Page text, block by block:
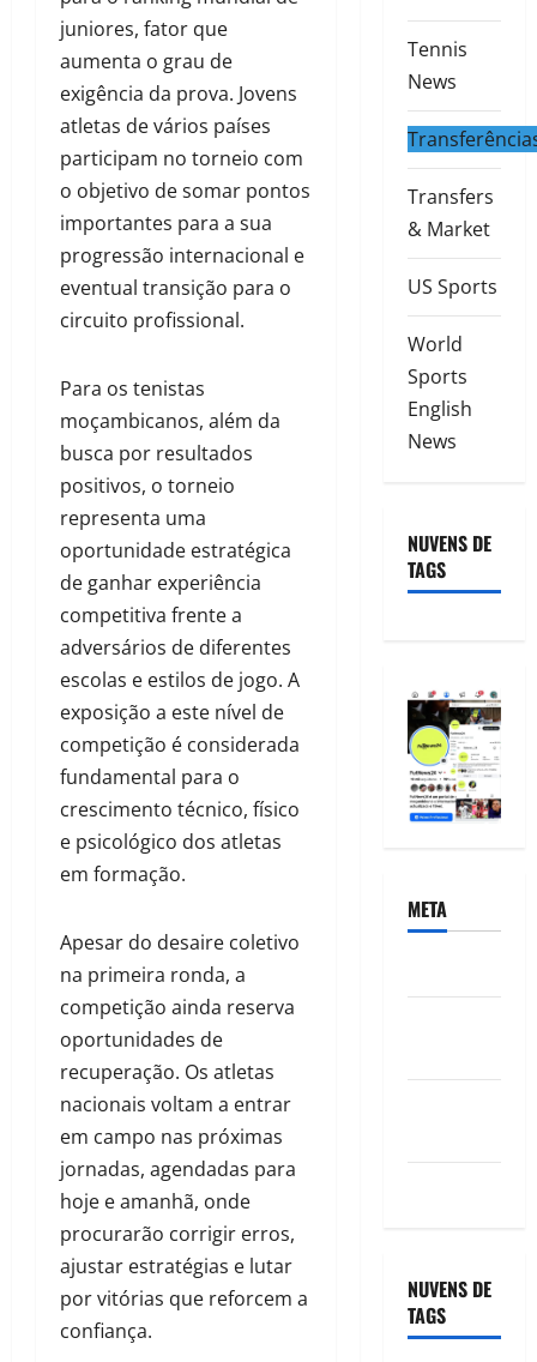
juniores, fator que
aumenta o grau de
exigência da prova. Jovens
atletas de vários países
participam no torneio com
o objetivo de somar pontos
importantes para a sua
progressão internacional e
eventual transição para o
circuito profissional.
Para os tenistas
moçambicanos, além da
busca por resultados
positivos, o torneio
representa uma
oportunidade estratégica
de ganhar experiência
competitiva frente a
adversários de diferentes
escolas e estilos de jogo. A
exposição a este nível de
competição é considerada
fundamental para o
crescimento técnico, físico
e psicológico dos atletas
em formação.
Apesar do desaire coletivo
na primeira ronda, a
competição ainda reserva
oportunidades de
recuperação. Os atletas
nacionais voltam a entrar
em campo nas próximas
jornadas, agendadas para
hoje e amanhã, onde
procurarão corrigir erros,
ajustar estratégias e lutar
por vitórias que reforcem a
confiança.
Tennis
News
Transfers
& Market
US Sports
World
Sports
English
News
NUVENS DE
TAGS
META
NUVENS DE
TAGS